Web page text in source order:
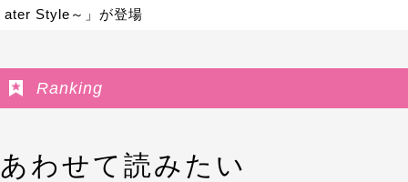
ater Style～」が登場
Ranking
あわせて読みたい